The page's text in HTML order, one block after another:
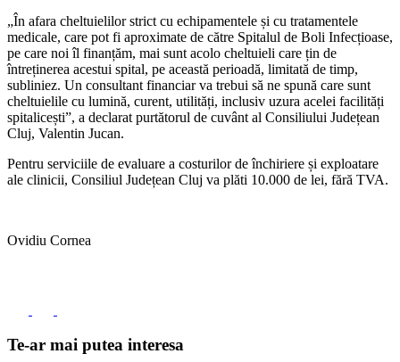
„În afara cheltuielilor strict cu echipamentele și cu tratamentele
medicale, care pot fi aproximate de către Spitalul de Boli Infecțioase,
pe care noi îl finanțăm, mai sunt acolo cheltuieli care țin de
întreținerea acestui spital, pe această perioadă, limitată de timp,
subliniez. Un consultant financiar va trebui să ne spună care sunt
cheltuielile cu lumină, curent, utilități, inclusiv uzura acelei facilități
spitalicești”, a declarat purtătorul de cuvânt al Consiliului Județean
Cluj, Valentin Jucan.
Pentru serviciile de evaluare a costurilor de închiriere și exploatare
ale clinicii, Consiliul Județean Cluj va plăti 10.000 de lei, fără TVA.
Ovidiu Cornea
Te-ar mai putea interesa